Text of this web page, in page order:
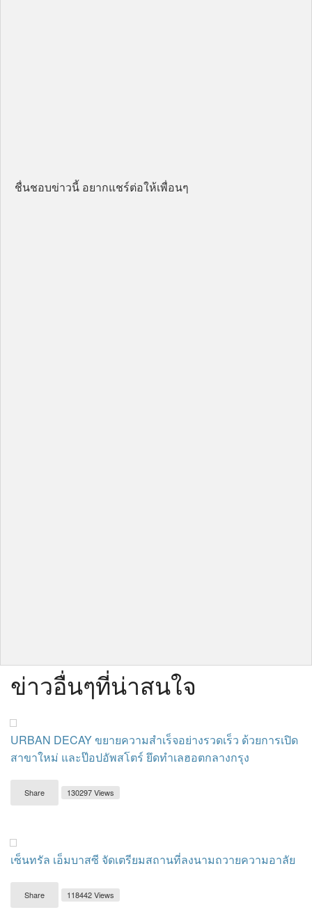
ชื่นชอบข่าวนี้ อยากแชร์ต่อให้เพื่อนๆ
ข่าวอื่นๆที่น่าสนใจ
URBAN DECAY ขยายความสำเร็จอย่างรวดเร็ว ด้วยการเปิด
สาขาใหม่ และป๊อปอัพสโตร์ ยึดทำเลฮอตกลางกรุง
Share 130297 Views
เซ็นทรัล เอ็มบาสซี จัดเตรียมสถานที่ลงนามถวายความอาลัย
Share 118442 Views